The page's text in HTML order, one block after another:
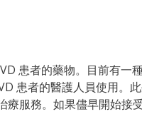
患者的藥物。目前有一
患者的醫護人員使用。
療服務。如果儘早開始接